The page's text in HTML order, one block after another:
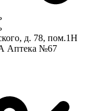
д. 78, пом.1Н
Аптека №67